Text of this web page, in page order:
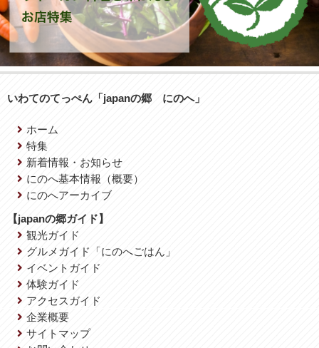
いわてのてっぺん「japanの郷 にのへ」
ホーム
特集
新着情報・お知らせ
にのへ基本情報（概要）
にのへアーカイブ
【japanの郷ガイド】
観光ガイド
グルメガイド「にのへごはん」
イベントガイド
体験ガイド
アクセスガイド
企業概要
サイトマップ